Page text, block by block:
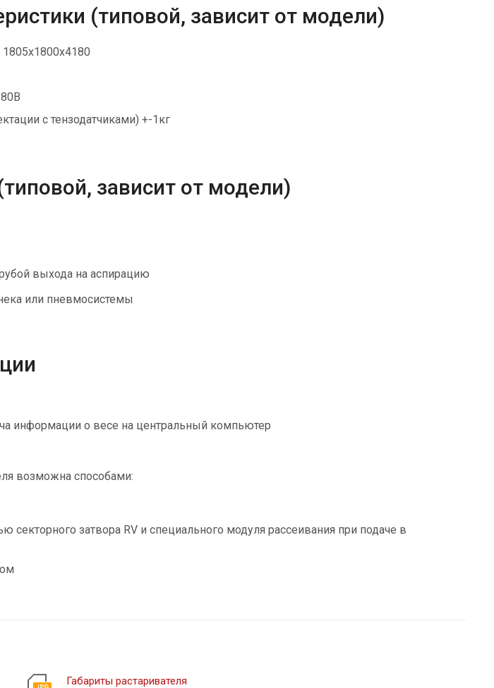
(типовой, зависит от модели)
с тензодатчиками) +-1кг
зависит от модели)
выхода на аспирацию
или пневмосистемы
информации о весе на центральный компьютер
возможна способами:
затвора RV и специального модуля рассеивания при подаче в
Габариты растаривателя